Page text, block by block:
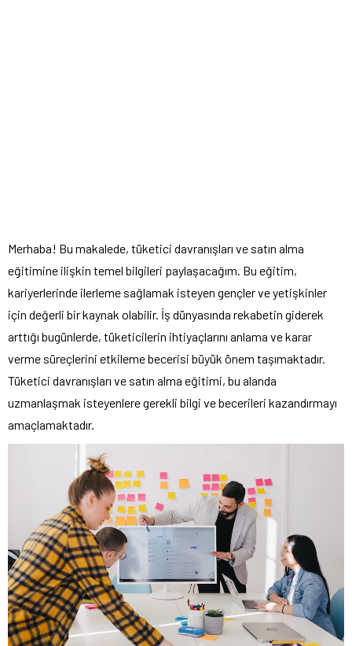
Merhaba! Bu makalede, tüketici davranışları ve satın alma
eğitimine ilişkin temel bilgileri paylaşacağım. Bu eğitim,
kariyerlerinde ilerleme sağlamak isteyen gençler ve yetişkinler
için değerli bir kaynak olabilir. İş dünyasında rekabetin giderek
arttığı bugünlerde, tüketicilerin ihtiyaçlarını anlama ve karar
verme süreçlerini etkileme becerisi büyük önem taşımaktadır.
Tüketici davranışları ve satın alma eğitimi, bu alanda
uzmanlaşmak isteyenlere gerekli bilgi ve becerileri kazandırmayı
amaçlamaktadır.